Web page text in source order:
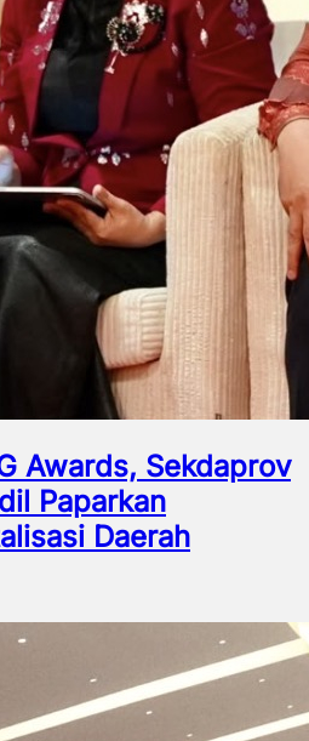
Awards, Sekdaprov
Paparkan
Daerah